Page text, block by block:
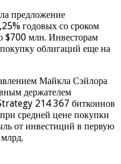
предложение
годовых со сроком
$700 млн. Инвесторам
облигаций еще на
Майкла Сэйлора
держателем
214 367 биткоинов
средней цене покупки
от инвестиций в первую